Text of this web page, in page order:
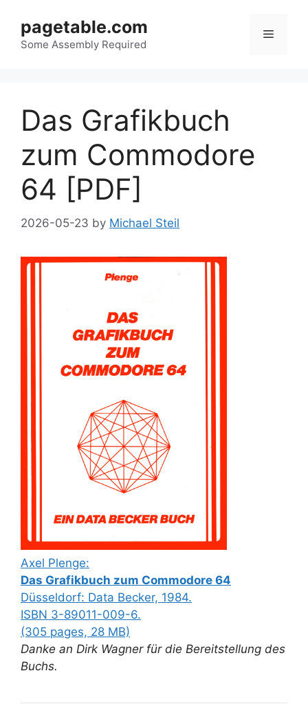
content
pagetable.com
Some Assembly Required
Menu
Das Grafikbuch
zum Commodore
64 [PDF]
2026-05-23 by Michael Steil
Axel Plenge:
Das Grafikbuch zum Commodore 64
Düsseldorf: Data Becker, 1984.
ISBN 3-89011-009-6.
(305 pages, 28 MB)
Danke an Dirk Wagner für die Bereitstellung des
Buchs.